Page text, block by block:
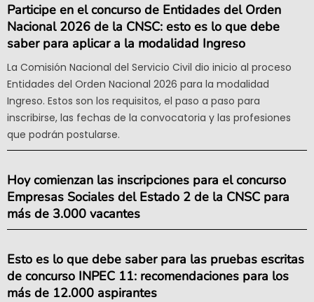
Participe en el concurso de Entidades del Orden
Nacional 2026 de la CNSC: esto es lo que debe
saber para aplicar a la modalidad Ingreso
La Comisión Nacional del Servicio Civil dio inicio al proceso
Entidades del Orden Nacional 2026 para la modalidad
Ingreso. Estos son los requisitos, el paso a paso para
inscribirse, las fechas de la convocatoria y las profesiones
que podrán postularse.
Hoy comienzan las inscripciones para el concurso
Empresas Sociales del Estado 2 de la CNSC para
más de 3.000 vacantes
Esto es lo que debe saber para las pruebas escritas
de concurso INPEC 11: recomendaciones para los
más de 12.000 aspirantes